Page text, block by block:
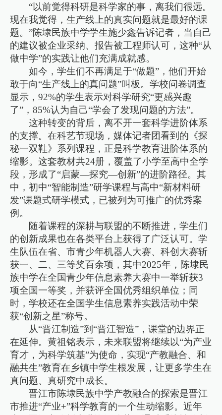
“以前觉得科研是科学家的事，离我们很远。
现在我觉得，生产线上的真实问题就是最好的课
题。”陈埭民族中学学生施少鑫告诉记者，当自己
的建议被企业采纳、报告被工程师认可，这种“从
做中学”的实践让他们充满成就感。
如今，学生们不再满足于“做题”，他们开始
敢于向“生产线上的真问题”叫板。学校问卷调查
显示，92%的学生表示对科学研究“更感兴趣
了”，85%认为自己“学会了发现问题的方法”。
这种转变的背后，离不开一套科学进阶体系
的支撑。在科艺节现场，媒体记者团看到的《探
秘一双鞋》系列课程，正是科学教育进阶体系的
缩影。这套教材共24册，覆盖了小学至高中全学
段，形成了“启蒙—探究—创新”的进阶路径。其
中，初中“智能制造”研学课程与高中“新材料研
发”课题式研学模式，已被列为可推广的优秀案
例。
随着课程的深耕与联盟的不断推进，学生们
的创新成果也在各类平台上获得了广泛认可。学
生队伍在省、市青少年机器人大赛、科创大赛斩
获一、二、三等奖百余项，其中2025年，陈埭民
族中学在全国青少年信息素养大赛中一举斩获3
项全国一等奖，并获评全国优秀组织单位；同
时，学校还在全国学生信息素养实践活动中荣
获“创新之星”称号。
从“晋江制造”到“晋江智造”，课堂的边界正
在延伸。黄祖铭表示，未来联盟将继续以“为产业
育才，为科学筑基”为使命，实现“产教融合、和
融共生”教育在乡镇中学生根发展，让更多学生在
真问题、真研究中成长。
晋江市陈埭民族中学产教融合的探索是晋江
市推进“产业+”科学教育的一个生动缩影。近年